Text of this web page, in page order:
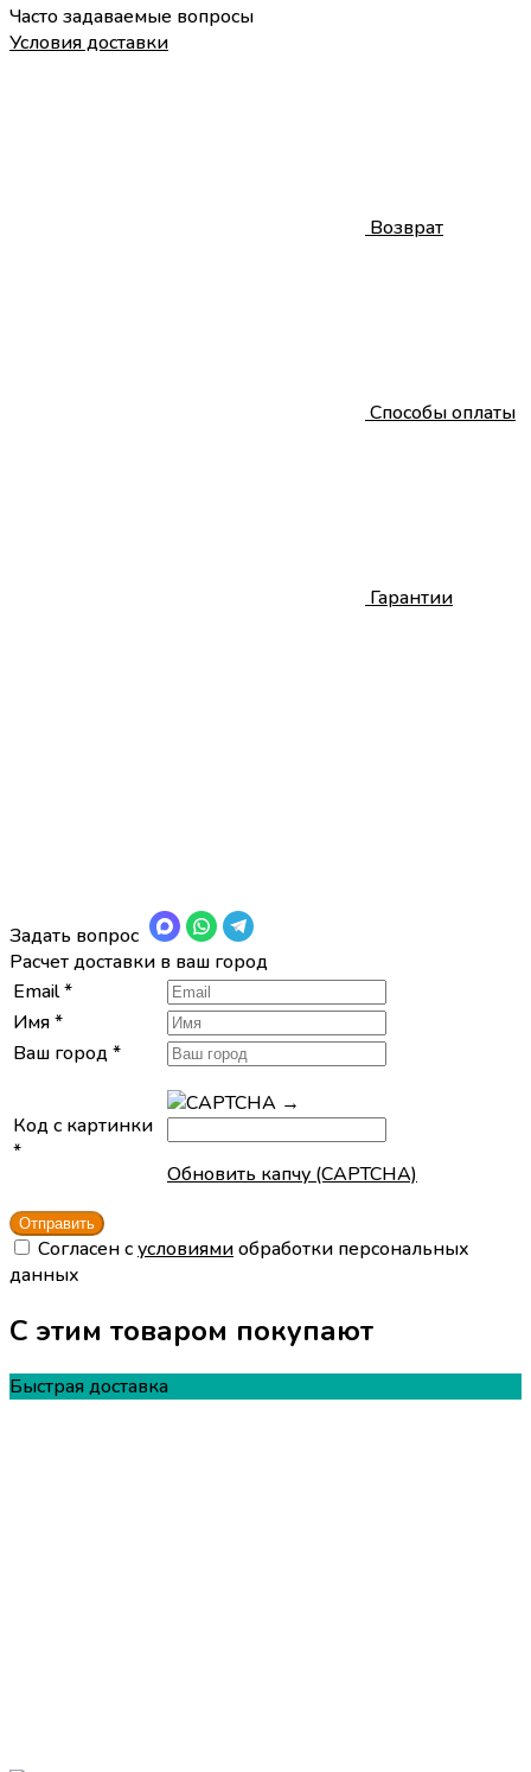
Часто задаваемые вопросы
Условия доставки
Возврат
Способы оплаты
Гарантии
Задать вопрос
Расчет доставки в ваш город
Email*
Имя*
Ваш город*
Код с картинки
*
→
Обновить капчу (CAPTCHA)
Cогласен сусловиямиобработки персональных
данных
С этим товаром покупают
Быстрая доставка